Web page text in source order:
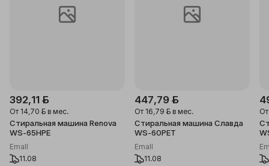
392,11 ƃ
От 14,70 ƃ в мес.
Стиральная машина Renova
WS-65HPE
Emall
11.08
447,79 ƃ
От 16,79 ƃ в мес.
Стиральная машина Славда
WS-60PET
Emall
11.08